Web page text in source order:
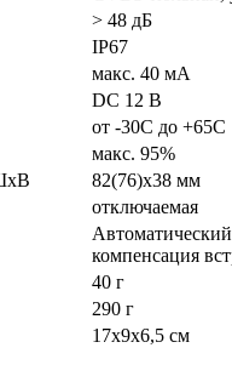
> 48 дБ
IP67
макс. 40 мА
DC 12 В
от -30C до +65C
макс. 95%
82(76)х38 мм
отключаемая
Автоматический
компенсация
40 г
290 г
17х9х6,5 см